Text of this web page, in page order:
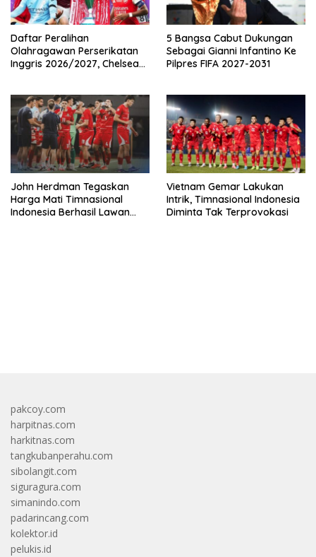
Daftar Peralihan
Olahragawan Perserikatan
Inggris 2026/2027, Chelsea
5 Bangsa Cabut Dukungan
Sebagai Gianni Infantino Ke
Pilpres FIFA 2027-2031
John Herdman Tegaskan
Harga Mati Timnasional
Indonesia Berhasil Lawan
Vietnam Gemar Lakukan
Intrik, Timnasional Indonesia
Diminta Tak Terprovokasi
pakcoy.com
harpitnas.com
harkitnas.com
tangkubanperahu.com
sibolangit.com
siguragura.com
simanindo.com
padarincang.com
kolektor.id
pelukis.id